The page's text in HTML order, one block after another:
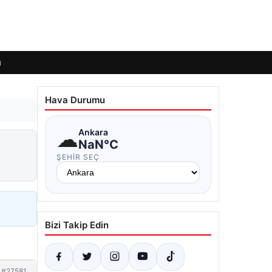
Hava Durumu
☁Ankara
NaN°C
ŞEHIR SEÇ
Bizi Takip Edin